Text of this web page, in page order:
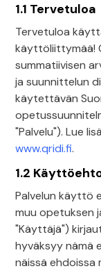
1.1 Tervetuloa
Tervetuloa
käyttöliittymää!
summatiivisen
ja suunnittelun
käytettävän
"Palvelu"). Lue
www.qridi.fi.
1.2
Palvelun käyttö
muu opetuksen
"Käyttäjä")
hyväksyy nämä
näissä